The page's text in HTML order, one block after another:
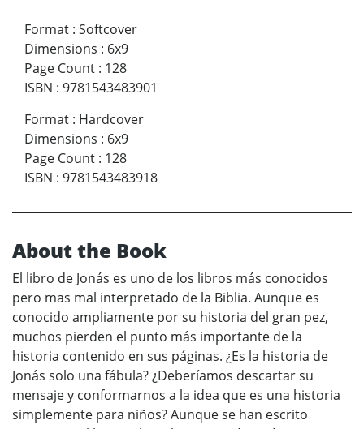
Format : Softcover
Dimensions : 6x9
Page Count : 128
ISBN : 9781543483901
Format : Hardcover
Dimensions : 6x9
Page Count : 128
ISBN : 9781543483918
About the Book
El libro de Jonás es uno de los libros más conocidos
pero mas mal interpretado de la Biblia. Aunque es
conocido ampliamente por su historia del gran pez,
muchos pierden el punto más importante de la
historia contenido en sus páginas. ¿Es la historia de
Jonás solo una fábula? ¿Deberíamos descartar su
mensaje y conformarnos a la idea que es una historia
simplemente para niños? Aunque se han escrito